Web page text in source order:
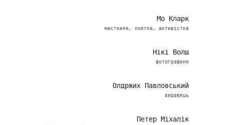
Мо Кларк
мисткиня, поетка, активістка
Нікі Волш
фотографиня
Олдржих Павловський
видавець
Петер Міхалік